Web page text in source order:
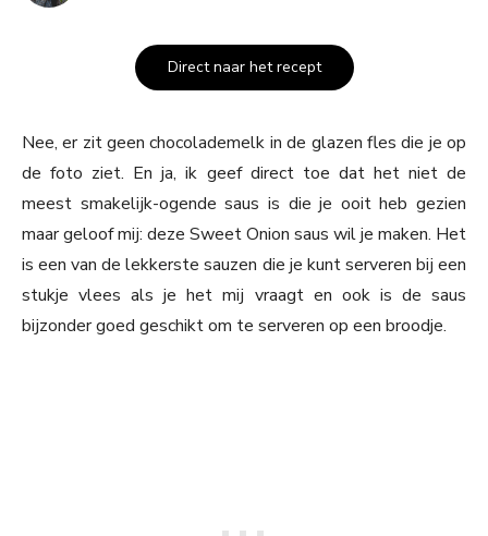
Direct naar het recept
Nee, er zit geen chocolademelk in de glazen fles die je op
de foto ziet. En ja, ik geef direct toe dat het niet de
meest smakelijk-ogende saus is die je ooit heb gezien
maar geloof mij: deze Sweet Onion saus wil je maken. Het
is een van de lekkerste sauzen die je kunt serveren bij een
stukje vlees als je het mij vraagt en ook is de saus
bijzonder goed geschikt om te serveren op een broodje.